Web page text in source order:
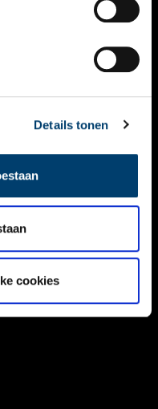
Details tonen
cookies